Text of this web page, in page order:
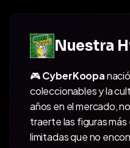
Nuestra
🎮CyberKoopa
coleccionables y la
años en el mercado,
traerte las figuras
limitadas que no